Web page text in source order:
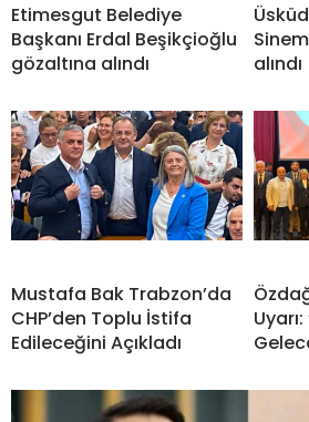
Etimesgut Belediye
Başkanı Erdal Beşikçioğlu
gözaltına alındı
alındı
Mustafa Bak Trabzon’da
CHP’den Toplu İstifa
Edileceğini Açıkladı